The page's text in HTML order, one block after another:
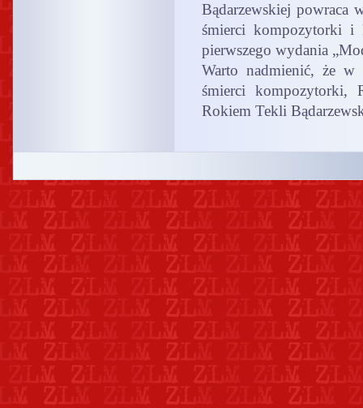
Bądarzewskiej powraca
śmierci kompozytorki i
pierwszego wydania
Warto nadmienić, że w
śmierci kompozytorki,
Rokiem Tekli